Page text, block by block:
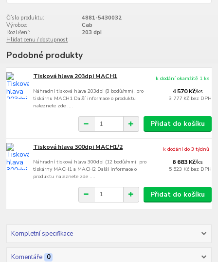
Číslo produktu:
4881-5430032
Výrobce:
Cab
Rozlišení:
203 dpi
Hlídat cenu / dostupnost
Podobné produkty
Tisková hlava 203dpi MACH1
Náhradní tisková hlava 203dpi (8 bodů/mm), pro
tiskárnu MACH1 Další informace o produktu
naleznete zde ....
4 570 Kč/ks
3 777 Kč bez DPH
k dodání okamžitě 1 ks
Přidat do košíku
Tisková hlava 300dpi MACH1/2
Náhradní tisková hlava 300dpi (12 bodů/mm), pro
tiskárny MACH1 a MACH2 Další informace o
produktu naleznete zde ....
6 683 Kč/ks
5 523 Kč bez DPH
k dodání do 3 týdnů
Přidat do košíku
Kompletní specifikace
Komentáře 0